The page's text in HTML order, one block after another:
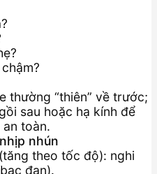
thường “thiên” về trước;
sau hoặc hạ kính để
toàn.
nhún
theo tốc độ): nghi
đạn).